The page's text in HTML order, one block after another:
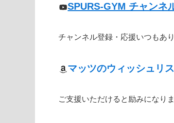
SPURS-GYM チャンネ
チャンネル登録・応援いつもあ
マッツのウィッシュリ
ご支援いただけると励みになりま